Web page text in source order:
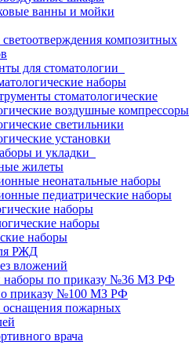
ванны и мойки
композитных
для стоматологии
наборы
стоматологические
воздушные компрессоры
светильники
установки
и укладки
жилеты
неонатальные наборы
педиатрические наборы
наборы
наборы
наборы
РЖД
вложений
наборы по приказу №36 МЗ РФ
приказу №100 МЗ РФ
оснащения пожарных
врача